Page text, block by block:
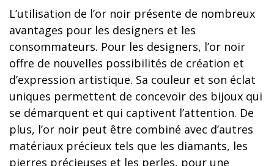
L’utilisation de l’or noir présente de nombreux
avantages pour les designers et les
consommateurs. Pour les designers, l’or noir
offre de nouvelles possibilités de création et
d’expression artistique. Sa couleur et son éclat
uniques permettent de concevoir des bijoux qui
se démarquent et qui captivent l’attention. De
plus, l’or noir peut être combiné avec d’autres
matériaux précieux tels que les diamants, les
pierres précieuses et les perles, pour une